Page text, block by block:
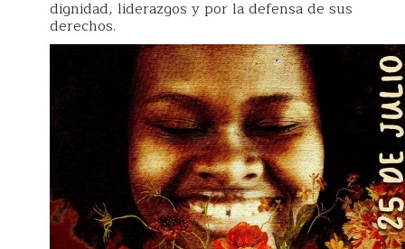
dignidad, liderazgos y por la defensa de sus
derechos.